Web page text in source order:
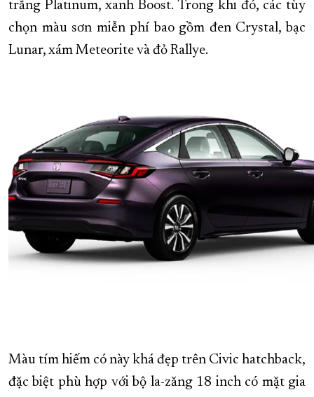
trắng Platinum, xanh Boost. Trong khi đó, các tùy
chọn màu sơn miễn phí bao gồm đen Crystal, bạc
Lunar, xám Meteorite và đỏ Rallye.
Màu tím hiếm có này khá đẹp trên Civic hatchback,
đặc biệt phù hợp với bộ la-zăng 18 inch có mặt gia